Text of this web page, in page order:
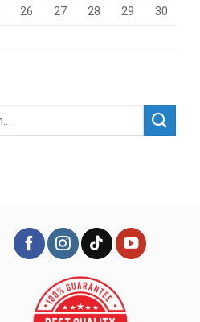
26 27 28 29
30